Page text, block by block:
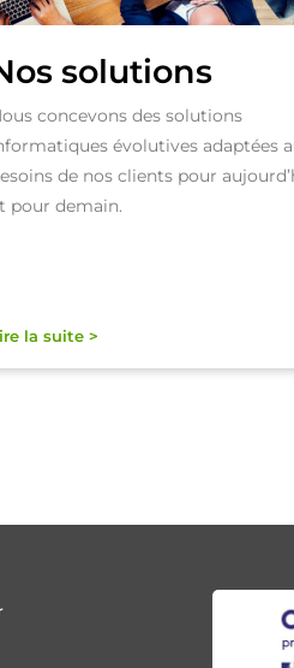
solutions
concevons des solutions
évolutives adaptées
de nos clients pour
pour demain.
la suite >